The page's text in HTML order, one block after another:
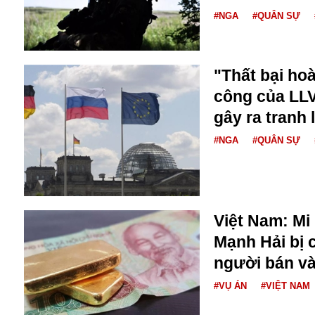
Diego Maradona
Di cư
Dòng chảy phương Bắc 1
Dải Gaza
Facebook
Fansipan
F0
FLC
F-16
Gương sáng
Golf
Giáng sinh
GDP
#NGA #QUÂN SỰ
"Thất bại
công của
gây ra tranh
#NGA #QUÂN SỰ
Việt Nam:
Mạnh Hải bị
người bán
#VỤ ÁN #VIỆT NAM